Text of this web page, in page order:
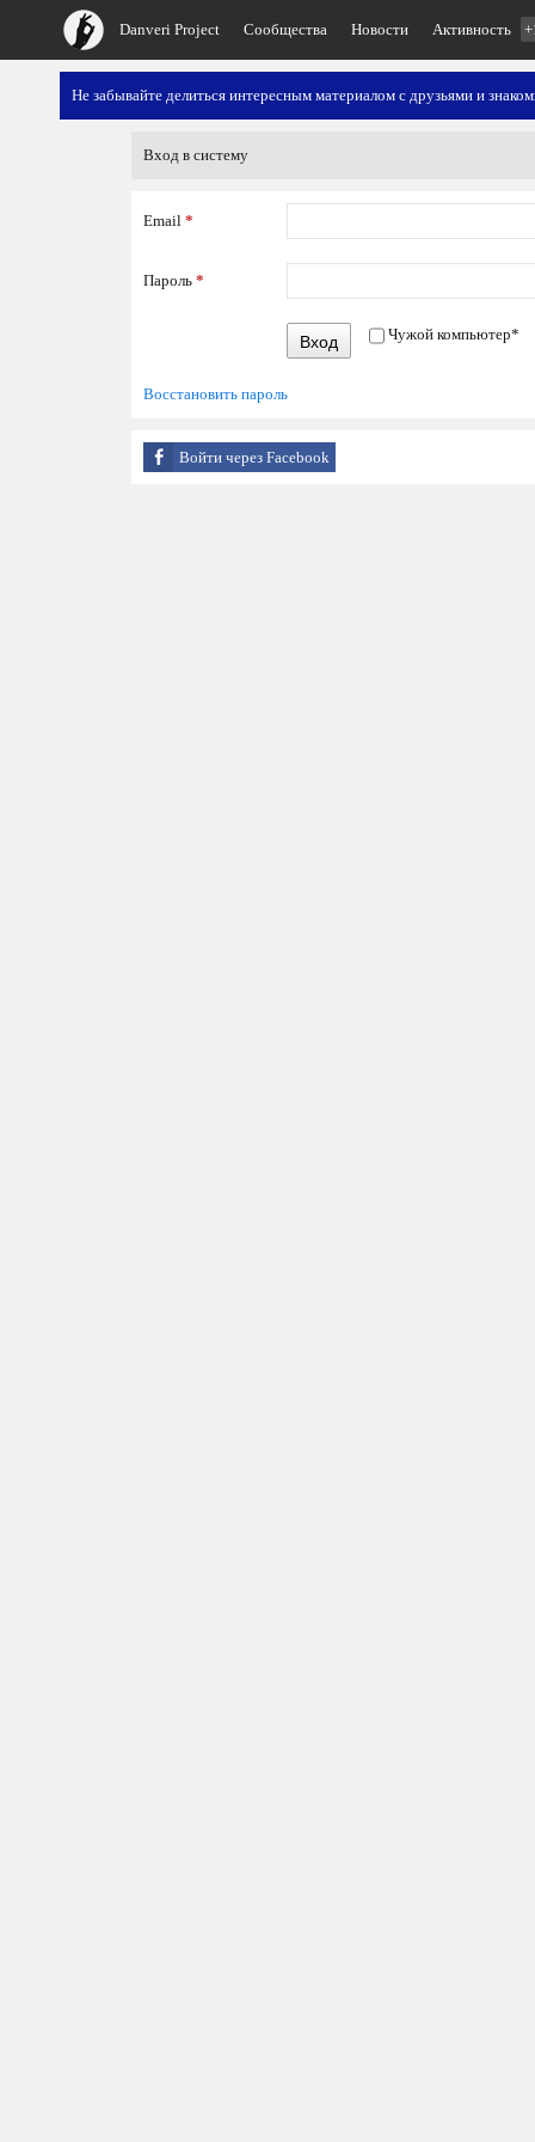
Danveri Project Сообщества Новости Активность
Не забывайте делиться интересным материалом с друзьями и
Вход в систему
Email *
Пароль *
Вход Чужой компьютер*
Восстановить пароль
Войти через Facebook